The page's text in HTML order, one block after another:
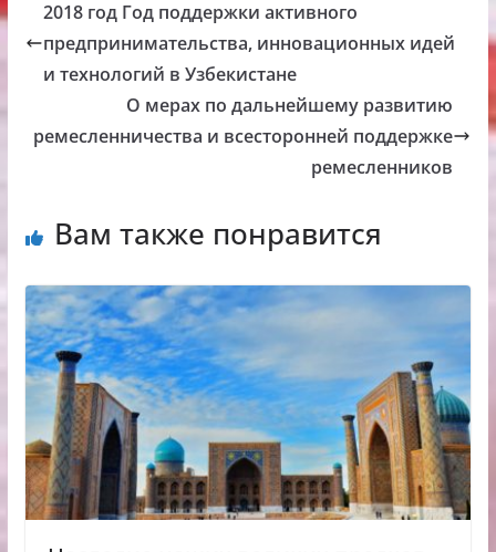
2018 год Год поддержки активного
предпринимательства, инновационных идей
и технологий в Узбекистане
О мерах по дальнейшему развитию
ремесленничества и всесторонней поддержке
ремесленников
Вам также понравится